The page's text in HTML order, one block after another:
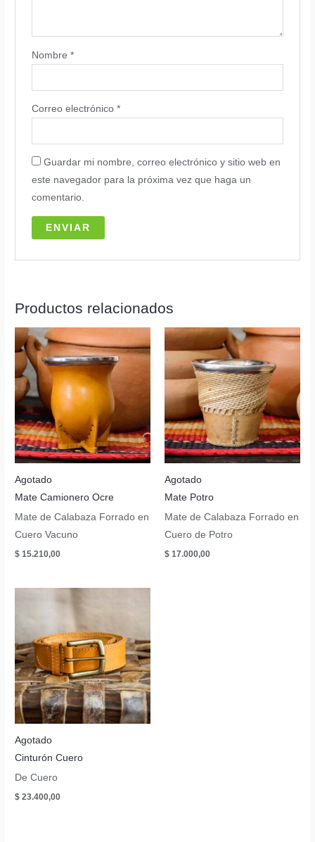
Nombre *
Correo electrónico *
Guardar mi nombre, correo electrónico y sitio web en
este navegador para la próxima vez que haga un
comentario.
Productos relacionados
Agotado
Mate Camionero Ocre
Mate de Calabaza Forrado en
Cuero Vacuno
$ 15.210,00
Agotado
Mate Potro
Mate de Calabaza Forrado en
Cuero de Potro
$ 17.000,00
Agotado
Cinturón Cuero
De Cuero
$ 23.400,00